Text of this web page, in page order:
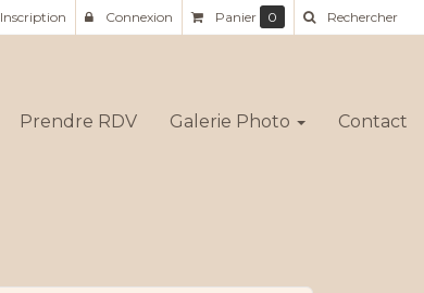
Prendre RDV Galerie Photo Contact
Inscription Connexion Panier 0 Rechercher